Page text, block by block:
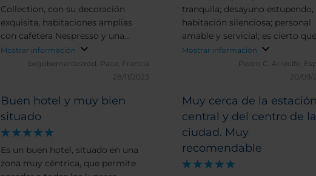
Buen hotel y muy bien
situado
Es un buen hotel, situado en una
zona muy céntrica, que permite
Muy cerca de la estación
central y del centro de la
ciudad. Muy
recomendable
Collection, con su decoración
exquisita, habitaciones amplias
con cafetera Nespresso y una
cama de calidad para descansar
estupendamente. Muy bien
situado frente a la estación de tren
barrio de los diamantes. El
desayuno es de lo mejor que
conozco!!! inmejorable de más de
Mostrar información
begobernardezrod.
Pace, Francia
28/11/2023
tranquila; desayuno estupendo,
habitación silenciosa; personal
amable y servicial; es cierto que
está algo alejado del centro,
20 minutos caminando, pero el
paseo es agradable, y si no
20 minutos que te deja en el
mismo centro (Grand Place) en 7
minutos que se coge al lado del
hotel en frente de la estación de
También hay un Carrefur City
Mostrar información
Pedro C. Arrecife,
20/09/